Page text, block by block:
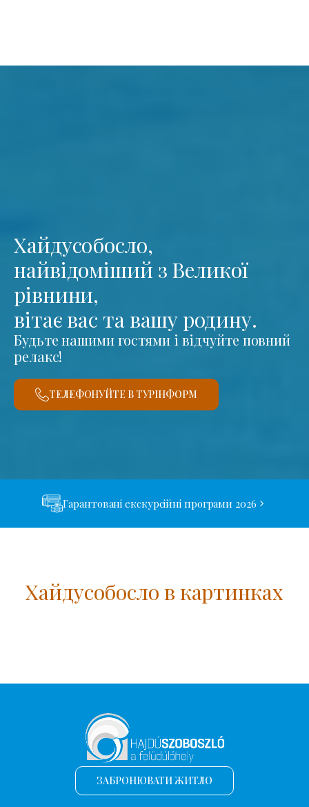
Хайдусобосло,
найвідоміший з Великої
рівнини,
вітає вас та вашу родину.
Будьте нашими гостями і відчуйте повний
релакс!
ТЕЛЕФОНУЙТЕ В ТУРІНФОРМ
Гарантовані екскурсійні програми 2026
Хайдусобосло в картинках
ЗАБРОНЮВАТИ ЖИТЛО